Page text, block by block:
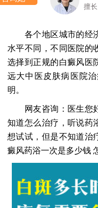
擅长：女性/颜
各个地区城市的经济
水平不同，不同医院的
选择到正规的白癜风医
远大中医皮肤病医院
明。
网友咨询：医生您好
知道怎么治疗，听说药
想试试，但是不知道治
癜风药浴一次是多少钱